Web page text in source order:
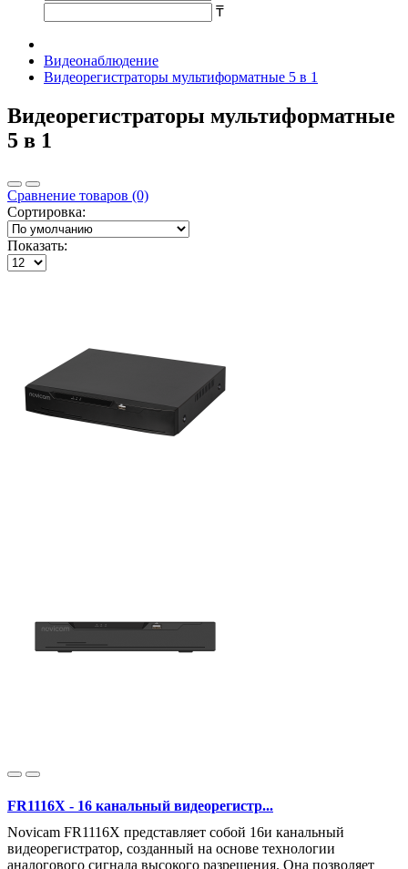
₸
Видеонаблюдение
Видеорегистраторы мультиформатные 5 в 1
Видеорегистраторы мультиформатные
5 в 1
Сравнение товаров (0)
Сортировка:
Показать:
FR1116X - 16 канальный видеорегистр...
Novicam FR1116X представляет собой 16и канальный
видеорегистратор, созданный на основе технологии
аналогового сигнала высокого разрешения. Она позволяет